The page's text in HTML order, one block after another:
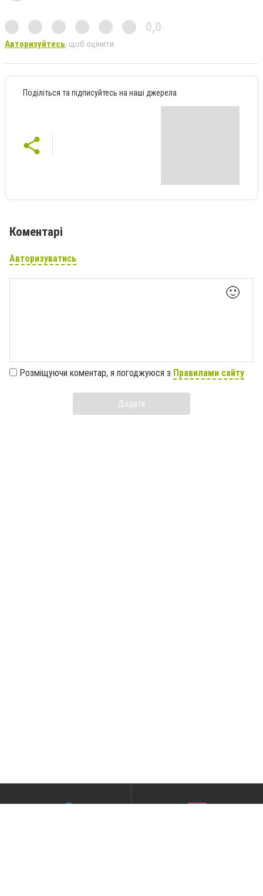
0,0
Авторизуйтесь, щоб оцінити
Поділіться та підписуйтесь на наші джерела
Коментарі
Авторизуватись
🙂
Розміщуючи коментар, я погоджуюся з Правилами сайту
Додати